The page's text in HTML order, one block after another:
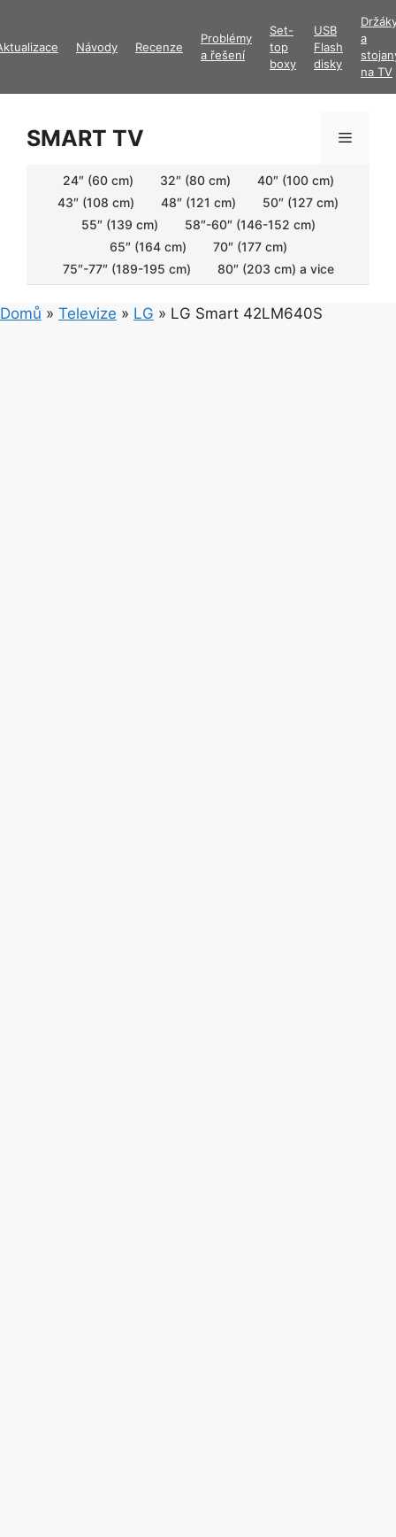
obsah
Návody Recenze
Problémy
a řešení
Set-
top
boxy
USB
Flash
disky
a
na TV
SMART TV Menu
24″ (60 cm) 32″ (80 cm)
40″ (100 cm)
43″ (108 cm)
48″ (121 cm)
50″ (127 cm)
55″ (139 cm)
58″-60″ (146-152 cm)
65″ (164 cm)
70″ (177 cm)
75″-77″ (189-195 cm)
80″ (203 cm) a vice
Domů » Televize » LG » LG Smart 42LM640S